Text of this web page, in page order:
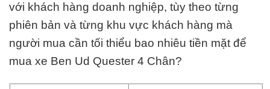
với khách hàng doanh nghiệp, tùy theo từng
phiên bản và từng khu vực khách hàng mà
người mua cần tối thiểu bao nhiêu tiền mặt để
mua xe Ben Ud Quester 4 Chân?